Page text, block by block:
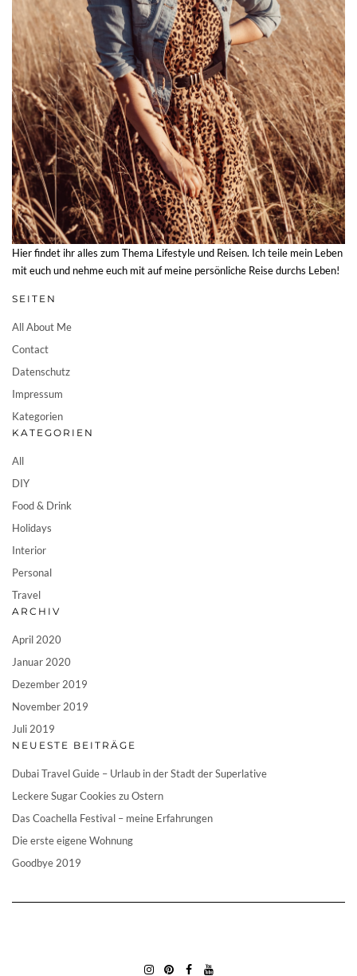
Hier findet ihr alles zum Thema Lifestyle und Reisen. Ich teile mein Leben
mit euch und nehme euch mit auf meine persönliche Reise durchs Leben!
SEITEN
All About Me
Contact
Datenschutz
Impressum
Kategorien
KATEGORIEN
All
DIY
Food & Drink
Holidays
Interior
Personal
Travel
ARCHIV
April 2020
Januar 2020
Dezember 2019
November 2019
Juli 2019
NEUESTE BEITRÄGE
Dubai Travel Guide – Urlaub in der Stadt der Superlative
Leckere Sugar Cookies zu Ostern
Das Coachella Festival – meine Erfahrungen
Die erste eigene Wohnung
Goodbye 2019